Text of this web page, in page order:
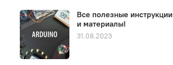
Все полезные инструкции
и материалы!
31.08.2023